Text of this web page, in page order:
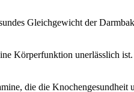
Gleichgewicht der
Körperfunktion unerlässlich ist.
die die Knochengesundheit